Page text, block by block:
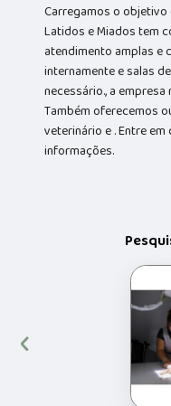
Carregamos o objetivo
Latidos e Miados tem
atendimento amplas e
internamente e salas
necessário., a
Também oferecemos
veterinário e . Entre
informações.
‹